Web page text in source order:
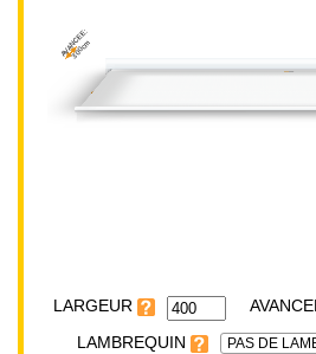
AVANCEE:
300cm
LARGEUR
LAMBREQUIN
PAS DE